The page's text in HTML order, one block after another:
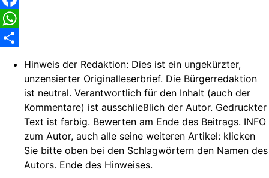
Facebook
WhatsApp
Hinweis der Redaktion: Dies ist ein ungekürzter,
unzensierter Originalleserbrief. Die Bürgerredaktion
ist neutral. Verantwortlich für den Inhalt (auch der
Kommentare) ist ausschließlich der Autor. Gedruckter
Text ist farbig. Bewerten am Ende des Beitrags. INFO
zum Autor, auch alle seine weiteren Artikel: klicken
Sie bitte oben bei den Schlagwörtern den Namen des
Autors. Ende des Hinweises.